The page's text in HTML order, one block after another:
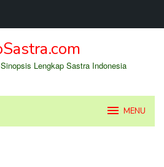
Lengkap Sastra Indonesia
MENU